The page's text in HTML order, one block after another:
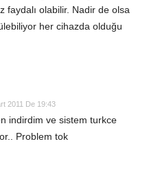
faydalı olabilir. Nadir de olsa
her cihazda olduğu
2011 De 19:43
indirdim ve sistem turkce
Problem tok